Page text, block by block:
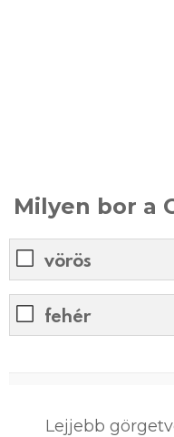
Milyen bor a
vörös
fehér
Lejjebb